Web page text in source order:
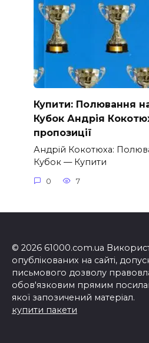
Купити: Полювання
Кубок Андрія
пропозиції
Андрій Кокотюха:
Кубок — Купити
0 7
© 2026 61000.com.ua
опублікованих на сайті,
письмового дозволу
обов'язковим прямим
якої запозичений матеріал.
купити пакети